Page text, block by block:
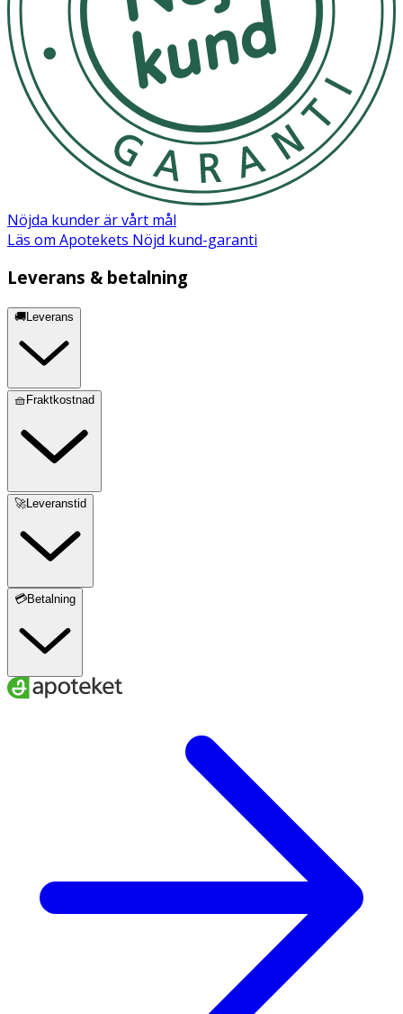
Nöjda kunder är vårt mål
Läs om Apotekets Nöjd kund-garanti
Leverans & betalning
🚚Leverans
🧺Fraktkostnad
🚀Leveranstid
💳Betalning